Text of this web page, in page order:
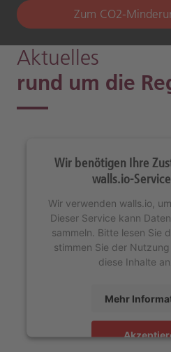
Zum CO2-
Aktuelles
rund um die
Wir benötigen Ihre
walls.io-
Wir verwenden walls.io,
Dieser Service kann
sammeln. Bitte lesen Sie
stimmen Sie der
diese Inhalte
Mehr